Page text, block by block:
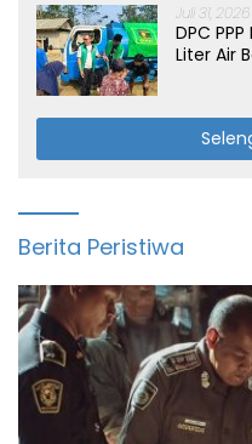
Juli 31, 2026
DPC
Liter Air
Berita Peristiwa